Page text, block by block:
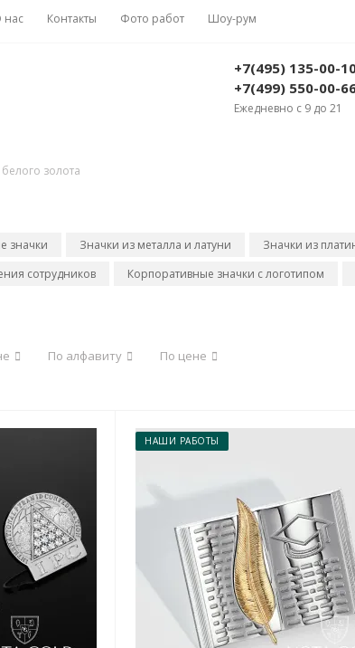
нас Контакты Фото работ Шоу-рум
+7(495) 135-00-
+7(499) 550-00-
Ежедневно с 9 до 21
золота
значки Значки из металла и латуни Значки из
сотрудников
Корпоративные значки с логотипом
По алфавиту По цене
НАШИ РАБОТЫ